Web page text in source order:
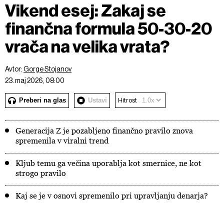
Vikend esej: Zakaj se
finančna formula 50-30-20
vrača na velika vrata?
Avtor:Gorge Stojanov
23. maj 2026, 08:00
Preberi na glas Ustavi Hitrost
Generacija Z je pozabljeno finančno pravilo znova
spremenila v viralni trend
Kljub temu ga večina uporablja kot smernice, ne kot
strogo pravilo
Kaj se je v osnovi spremenilo pri upravljanju denarja?